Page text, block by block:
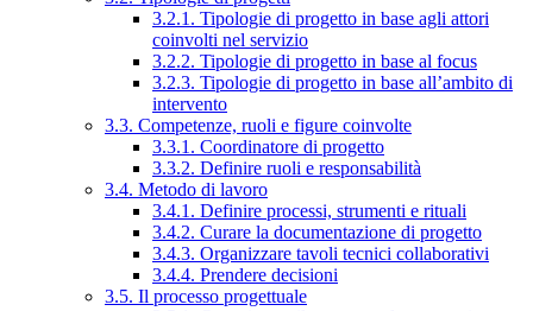
3.2.1. Tipologie di progetto in base agli attori
coinvolti nel servizio
3.2.2. Tipologie di progetto in base al focus
3.2.3. Tipologie di progetto in base all’ambito di
intervento
3.3. Competenze, ruoli e figure coinvolte
3.3.1. Coordinatore di progetto
3.3.2. Definire ruoli e responsabilità
3.4. Metodo di lavoro
3.4.1. Definire processi, strumenti e rituali
3.4.2. Curare la documentazione di progetto
3.4.3. Organizzare tavoli tecnici collaborativi
3.4.4. Prendere decisioni
3.5. Il processo progettuale